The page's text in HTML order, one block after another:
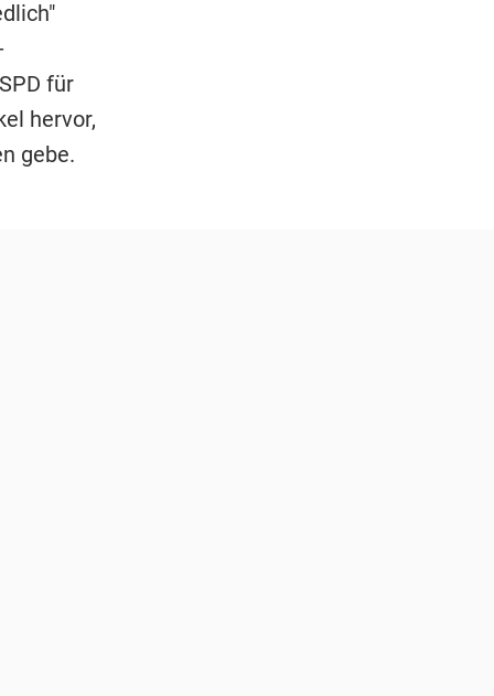
für
hervor,
gebe.